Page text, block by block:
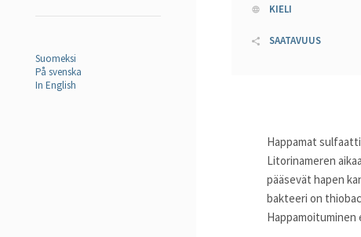
Suomeksi
På svenska
In English
KIELI
SAATAVUUS
Happamat
Litorinameren
pääsevät hapen
bakteeri on